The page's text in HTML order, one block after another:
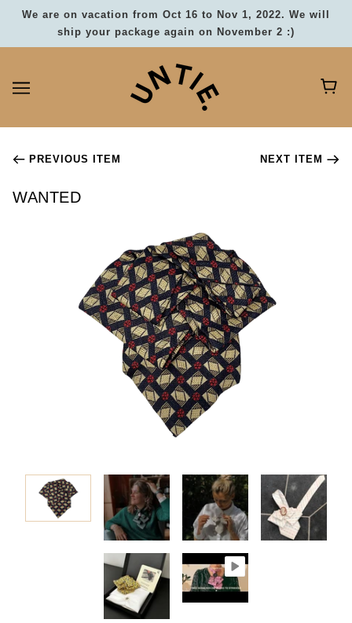
We are on vacation from Oct 16 to Nov 1, 2022. We will
ship your package again on November 2 :)
PREVIOUS ITEM NEXT ITEM
WANTED